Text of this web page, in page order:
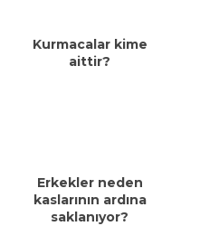
Kurmacalar kime
aittir?
Erkekler neden
kaslarının ardına
saklanıyor?